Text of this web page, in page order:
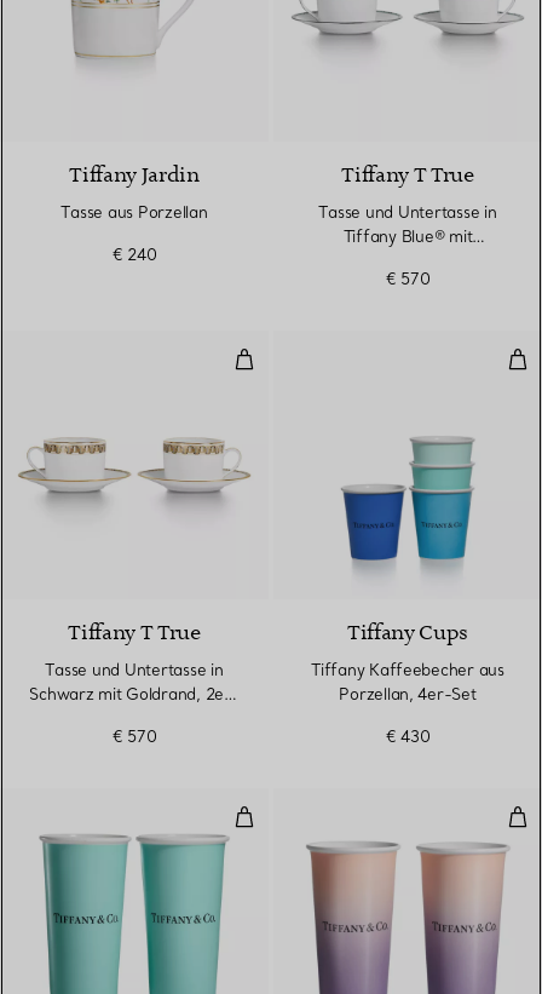
Tiffany Jardin
Tasse aus Porzellan
€ 240
Tiffany T True
Tasse und Untertasse in
Tiffany Blue® mit
€ 570
Tasse und Untertasse in
2 Farben
Tiffany T True
Tasse und Untertasse in
Schwarz mit Goldrand, 2er-
€ 570
Tiffany Cups
Tiffany Kaffeebecher aus
Porzellan, 4er-Set
€ 430
Große Tiffany Kaffeebecher